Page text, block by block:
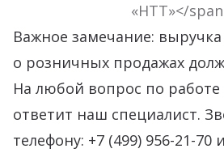
«НТТ»</
Важное замечание:
о розничных продажах
На любой вопрос по
ответит наш специалист.
телефону: +7 (499) 956-21-